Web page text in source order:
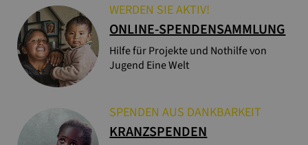
WERDEN SIE AKTIV!
ONLINE-SPENDENSAMMLUNG
Hilfe für Projekte und Nothilfe von
Jugend Eine Welt
SPENDEN AUS DANKBARKEIT
KRANZSPENDEN